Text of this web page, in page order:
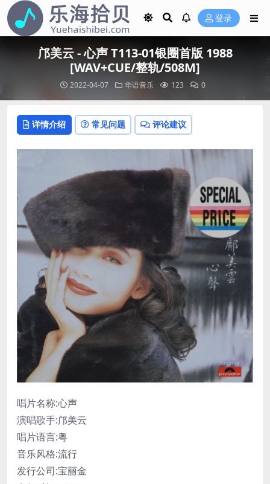
登录
邝美云 - 心声 T113-01银圈首版 1988
[WAV+CUE/整轨/508M]
2022-04-07 华语音乐 123 0
详情介绍 常见问题 评论建议
唱片名称:心声
演唱歌手:邝美云
唱片语言:粤
音乐风格:流行
发行公司:宝丽金